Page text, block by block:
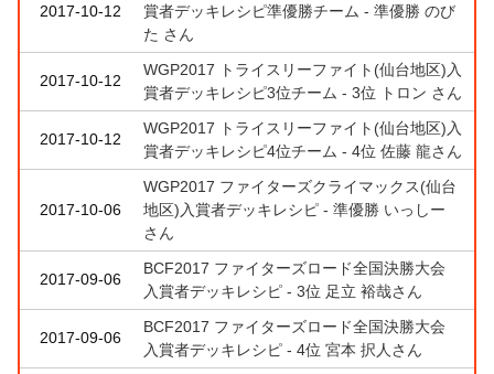
2017-10-12
賞者デッキレシピ準優勝チーム - 準優勝 のび
た さん
2017-10-12
WGP2017 トライスリーファイト(仙台地区)入
賞者デッキレシピ3位チーム - 3位 トロン さん
2017-10-12
WGP2017 トライスリーファイト(仙台地区)入
賞者デッキレシピ4位チーム - 4位 佐藤 龍さん
2017-10-06
WGP2017 ファイターズクライマックス(仙台
地区)入賞者デッキレシピ - 準優勝 いっしー
さん
2017-09-06
BCF2017 ファイターズロード全国決勝大会
入賞者デッキレシピ - 3位 足立 裕哉さん
2017-09-06
BCF2017 ファイターズロード全国決勝大会
入賞者デッキレシピ - 4位 宮本 択人さん